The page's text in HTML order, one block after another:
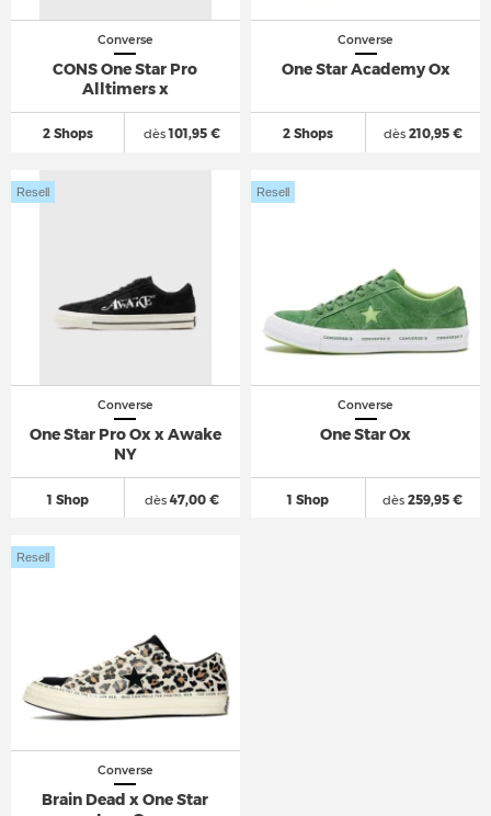
Converse
CONS One Star Pro
Alltimers x
2 Shops dès101,95 €
Converse
One Star Academy Ox
2 Shops dès210,95 €
Converse
One Star Pro Ox x Awake
NY
1 Shop
Resell
dès 47,00 €
Converse
One Star Ox
1 Shop
Resell
dès 259,95 €
Converse
Brain Dead x One Star
Resell